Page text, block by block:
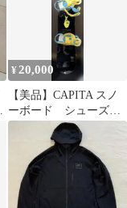
Helium Stretch ライトウ
ェイト スノーボードレ
イヤー ミッドレイヤー
バックカントリー
¥ 20,000
【美品】CAPITA スノ
ーボード シューズ
ビンディング ケー
ス セット